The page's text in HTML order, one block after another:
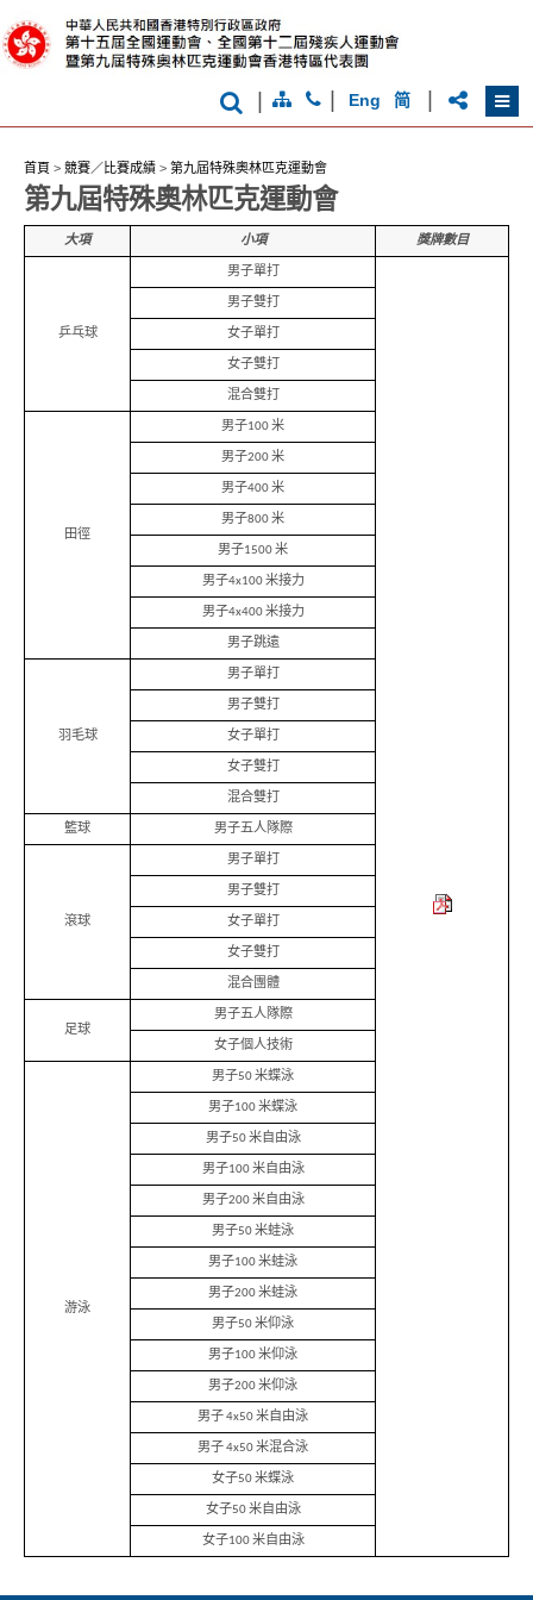
運
動
會
Eng 简
首頁 > 競賽／比賽成績 > 第九屆特殊奧林匹克運動會
第九屆特殊奧林匹克運動會
大項 小項 獎牌數目
乒乓球
男子單打
男子雙打
女子單打
女子雙打
混合雙打
田徑
男子100 米
男子200 米
男子400 米
男子800 米
男子1500 米
男子4x100 米接力
男子4x400 米接力
男子跳遠
羽毛球
男子單打
男子雙打
女子單打
女子雙打
混合雙打
籃球 男子五人隊際
滾球
男子單打
男子雙打
女子單打
女子雙打
混合團體
足球
男子五人隊際
女子個人技術
游泳
男子50 米蝶泳
男子100 米蝶泳
男子50 米自由泳
男子100 米自由泳
男子200 米自由泳
男子50 米蛙泳
男子100 米蛙泳
男子200 米蛙泳
男子50 米仰泳
男子100 米仰泳
男子200 米仰泳
男子 4x50 米自由泳
男子 4x50 米混合泳
女子50 米蝶泳
女子50 米自由泳
女子100 米自由泳